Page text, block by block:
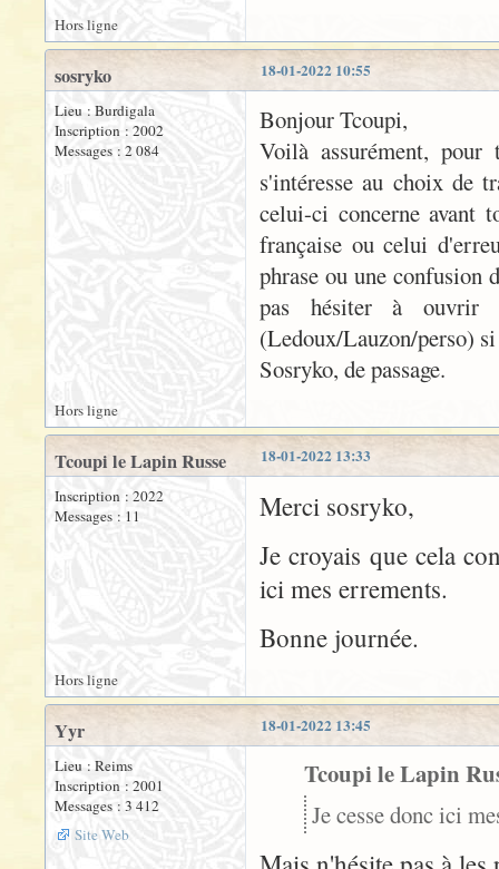
Hors ligne
18-01-2022 10:55
sosryko
Lieu : Burdigala
Inscription : 2002
Messages : 2 084
Bonjour Tcoupi,
Voilà assurément, pour
s'intéresse au choix de
celui-ci concerne avant
française ou celui
phrase ou une confusion
pas hésiter à ouvrir
(Ledoux/Lauzon/perso)
Sosryko, de passage.
Hors ligne
18-01-2022 13:33
Tcoupi le Lapin Russe
Inscription : 2022
Messages : 11
Merci sosryko,
Je croyais que cela
ici mes errements.
Bonne journée.
Hors ligne
18-01-2022 13:45
Yyr
Lieu : Reims
Inscription : 2001
Messages : 3 412
Site Web
Tcoupi le Lapin
Je cesse donc ici